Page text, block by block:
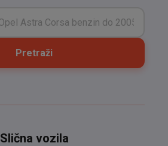
Pretraži
Slična vozila